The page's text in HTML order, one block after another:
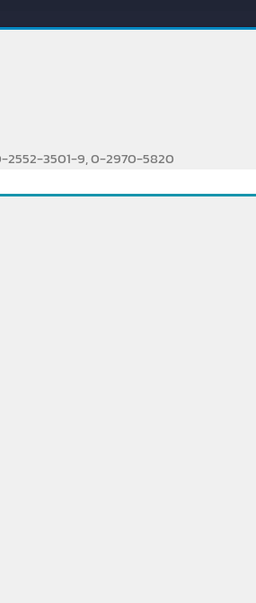
2552-3501-9, 0-2970-5820